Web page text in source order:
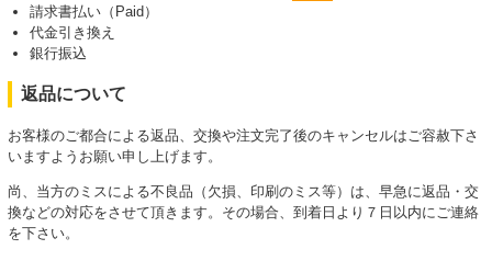
請求書払い（Paid）
代金引き換え
銀行振込
返品について
お客様のご都合による返品、交換や注文完了後のキャンセルはご容赦下さ
いますようお願い申し上げます。
尚、当方のミスによる不良品（欠損、印刷のミス等）は、早急に返品・交
換などの対応をさせて頂きます。その場合、到着日より７日以内にご連絡
を下さい。